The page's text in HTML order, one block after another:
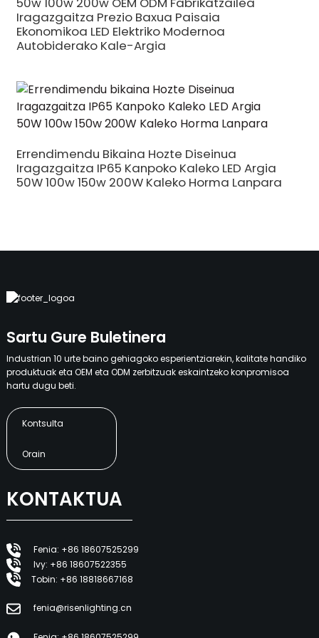
Iragazgaitza Prezio Baxua Paisaia
Ekonomikoa LED Elektriko Modernoa
Autobiderako Kale-Argia
Errendimendu Bikaina Hozte Diseinua
Iragazgaitza IP65 Kanpoko Kaleko LED Argia
50W 100w 150w 200W Kaleko Horma Lanpara
Sartu Gure Buletinera
Industrian 10 urte baino gehiagoko esperientziarekin, kalitate handiko
produktuak eta OEM eta ODM zerbitzuak eskaintzeko konpromisoa
hartu dugu beti.
Kontsulta
Orain
KONTAKTUA
Fenia: +86 18607525299
Ivy: +86 18607522355
Tobin: +86 18818667168
fenia@risenlighting.cn